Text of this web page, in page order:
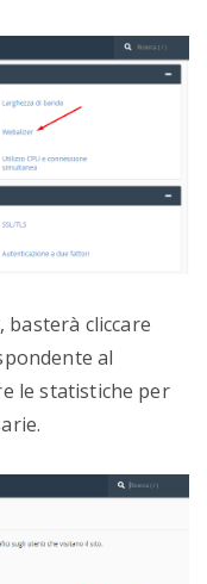
cliccare
al
le statistiche per